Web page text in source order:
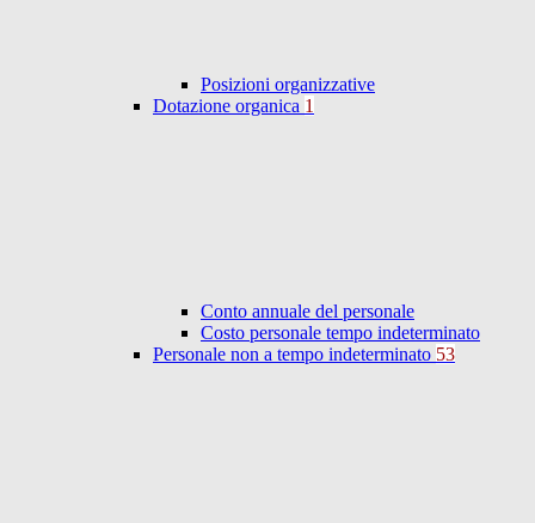
Posizioni organizzative
Dotazione organica 1
Conto annuale del personale
Costo personale tempo indeterminato
Personale non a tempo indeterminato 53